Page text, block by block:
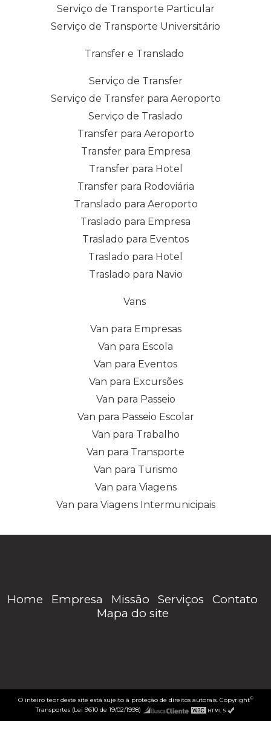
Serviço de Transporte Particular
Serviço de Transporte Universitário
Transfer e Translado
Serviço de Transfer
Serviço de Transfer para Aeroporto
Serviço de Traslado
Transfer para Aeroporto
Transfer para Empresa
Transfer para Hotel
Transfer para Rodoviária
Translado para Aeroporto
Traslado para Empresa
Traslado para Eventos
Traslado para Hotel
Traslado para Navio
Vans
Van para Empresas
Van para Escola
Van para Eventos
Van para Excursões
Van para Passeio
Van para Passeio Escolar
Van para Trabalho
Van para Transporte
Van para Turismo
Van para Viagens
Van para Viagens Intermunicipais
Home Empresa Missão Serviços
Contato
Mapa do site
O inteiro teor deste site está sujeito à proteção de direitos autorais. Copyright©
Transportes (Lei 9610 de 19/02/1998)